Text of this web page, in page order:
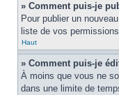
» Comment puis-je
Pour publier un
liste de vos
Haut
» Comment puis-je
À moins que vous ne
dans une limite de